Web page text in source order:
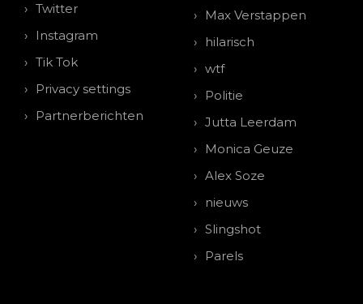
Twitter
Instagram
Tik Tok
Privacy settings
Partnerberichten
Max Verstappen
hilarisch
wtf
Politie
Jutta Leerdam
Monica Geuze
Alex Soze
nieuws
Slingshot
Parels